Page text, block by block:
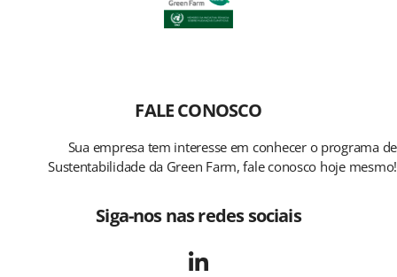
FALE CONOSCO
Sua empresa tem interesse em conhecer o programa de
Sustentabilidade da Green Farm, fale conosco hoje mesmo!
Siga-nos nas redes sociais